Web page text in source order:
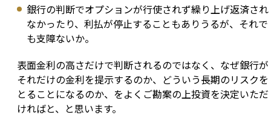
銀行の判断でオプションが行使されず繰り上げ返済され
なかったり、利払が停止することもありうるが、それで
も支障ないか。
表面金利の高さだけで判断されるのではなく、なぜ銀行が
それだけの金利を提示するのか、どういう長期のリスクを
とることになるのか、をよくご勘案の上投資を決定いただ
ければと、と思います。